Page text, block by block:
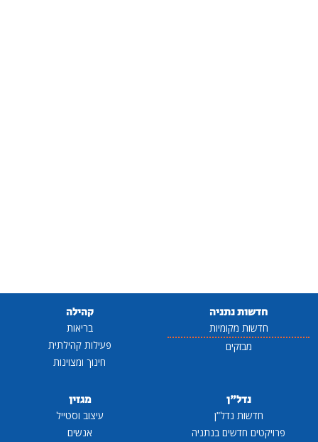
חדשות נתניה
חדשות מקומיות
מבזקים
קהילה
בריאות
פעילות קהילתית
חינוך ומצוינות
נדל"ן
חדשות נדל"ן
פרויקטים חדשים בנתניה
מגזין
עיצוב וסטייל
אנשים